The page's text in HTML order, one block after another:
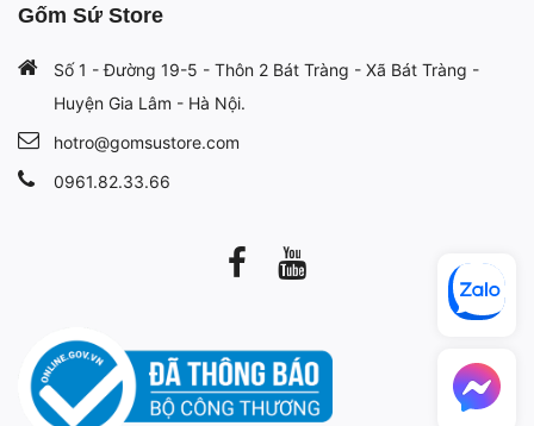
Gốm Sứ Store
Số 1 - Đường 19-5 - Thôn 2 Bát Tràng - Xã Bát Tràng -
Huyện Gia Lâm - Hà Nội.
hotro@gomsustore.com
0961.82.33.66